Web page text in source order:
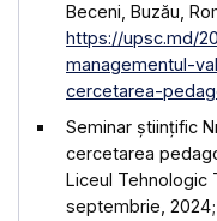
Beceni, Buzău,
https://upsc.md/
managementul-
cercetarea-
Seminar științific
cercetarea
Liceul Tehnologic
septembrie, 2024;